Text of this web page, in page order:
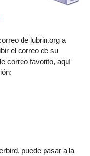
de lubrin.org a
el correo de su
correo favorito, aquí
puede pasar a la